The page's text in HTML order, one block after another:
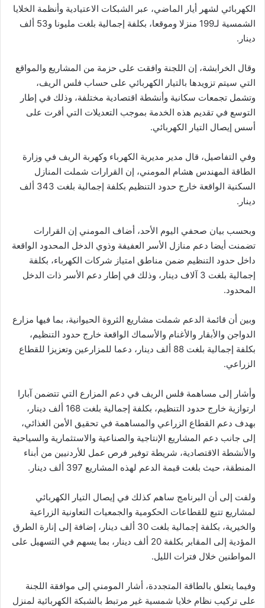
الكهربائي لشهر أيار الماضي، عبر الشبكات الاعتيادية وأنظمة الخلايا
الشمسية لـ199 منزلا وموقعا، بكلفة إجمالية بلغت مليونا و53 ألف
دينار.
وقال الخرابشة، إن اللجنة وافقت على حزمة من المشاريع والمواقع
التي سيتم تزويدها بالتيار الكهربائي على حساب فلس الريف،
وتشمل تجمعات سكانية وأنشطة اقتصادية مختلفة، وذلك في إطار
التوسع في تقديم هذه الخدمة بموجب التعديلات التي أقرت على
أسس إيصال التيار الكهربائي.
وفي التفاصيل، قال مدير مديرية الكهرباء وكهربة الريف في وزارة
الطاقة المهندس هشام المومني، إن القرارات شملت المنازل
السكنية الواقعة خارج حدود التنظيم بكلفة إجمالية بلغت 343 ألف
دينار.
وبحسب بيان صحفي اليوم الأحد، أضاف المومني إن القرارات
تضمنت أيضا دعم منازل الأسر العفيفة وذوي الدخل المحدود الواقعة
داخل حدود التنظيم ضمن مناطق امتياز شركات الكهرباء، بكلفة
إجمالية بلغت 3 آلاف دينار، وذلك في إطار دعم الأسر ذات الدخل
المحدود.
وبين أن قائمة الدعم شملت مشاريع الثروة الحيوانية، بما فيها مزارع
الدواجن والأبقار والأغنام والأسماك الواقعة خارج حدود التنظيم،
بكلفة إجمالية بلغت 88 ألف دينار، دعما للمزارعين وتعزيزا للقطاع
الزراعي.
وأشار إلى مساهمة فلس الريف في دعم المزارع التي تتضمن آبارا
ارتوازية خارج حدود التنظيم، بكلفة إجمالية بلغت 168 ألف دينار،
بهدف دعم القطاع الزراعي والمساهمة في تحقيق الأمن الغذائي،
إلى جانب دعم المشاريع الإنتاجية والصناعية والاستثمارية والسياحية
والأنشطة الاقتصادية، شريطة توفير فرص عمل للأردنيين من أبناء
المنطقة، حيث بلغت قيمة الدعم لهذه المشاريع 397 ألف دينار.
ولفت إلى أن البرنامج ساهم كذلك في إيصال التيار الكهربائي
لمشاريع تتبع للقطاعات الحكومية والجمعيات التعاونية الزراعية
والخيرية، بكلفة إجمالية بلغت 30 ألف دينار، إضافة إلى إنارة الطرق
المؤدية إلى المقابر بكلفة 20 ألف دينار، بما يسهم في التسهيل على
المواطنين خلال فترات الليل.
وفيما يتعلق بالطاقة المتجددة، أشار المومني إلى موافقة اللجنة
على تركيب نظام خلايا شمسية غير مرتبط بالشبكة الكهربائية لمنزل